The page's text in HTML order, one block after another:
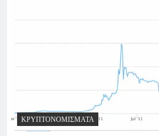
ΚΡΥΠΤΟΝΟΜΊΣΜΑΤΑ